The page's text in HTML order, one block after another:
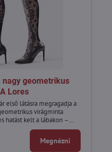
nagy geometrikus
Lores
első látásra megragadja a
virágminta
hatást kelt a lábakon –
stílusos nők számára, akik
Megnézni